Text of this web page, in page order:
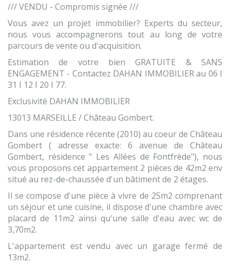
/// VENDU - Compromis signée ///
Vous avez un projet immobilier? Experts du secteur,
nous vous accompagnerons tout au long de votre
parcours de vente ou d'acquisition.
Estimation de votre bien GRATUITE & SANS
ENGAGEMENT - Contactez DAHAN IMMOBILIER au 06 I
31 I 12 I 20 I 77.
Exclusivité DAHAN IMMOBILIER
13013 MARSEILLE / Château Gombert.
Dans une résidence récente (2010) au coeur de Château
Gombert ( adresse exacte: 6 avenue de Château
Gombert, résidence " Les Allées de Fontfrède"), nous
vous proposons cet appartement 2 pièces de 42m2 env
situé au rez-de-chaussée d'un bâtiment de 2 étages.
Il se compose d'une pièce à vivre de 25m2 comprenant
un séjour et une cuisine, il dispose d'une chambre avec
placard de 11m2 ainsi qu'une salle d'eau avec wc de
3,70m2.
L'appartement est vendu avec un garage fermé de
13m2.